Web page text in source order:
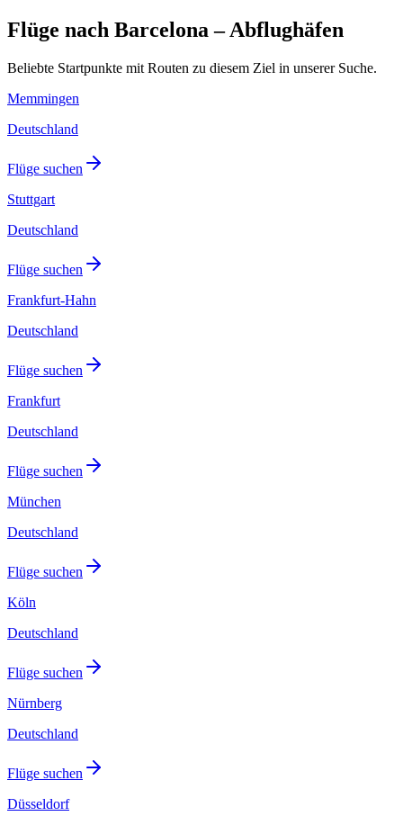
Flüge nach Barcelona – Abflughäfen
Beliebte Startpunkte mit Routen zu diesem Ziel in unserer Suche.
Memmingen
Deutschland
Flüge suchen
Stuttgart
Deutschland
Flüge suchen
Frankfurt-Hahn
Deutschland
Flüge suchen
Frankfurt
Deutschland
Flüge suchen
München
Deutschland
Flüge suchen
Köln
Deutschland
Flüge suchen
Nürnberg
Deutschland
Flüge suchen
Düsseldorf